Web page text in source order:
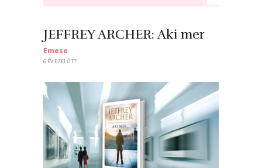
JEFFREY ARCHER: Aki mer
Emese
6 ÉV EZELŐTT